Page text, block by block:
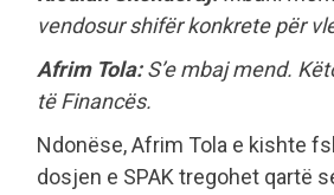
vendosur shifër konkrete për
Afrim Tola:S’e mbaj mend.
të Financës.
Ndonëse, Afrim Tola e kishte
dosjen e SPAK tregohet qartë